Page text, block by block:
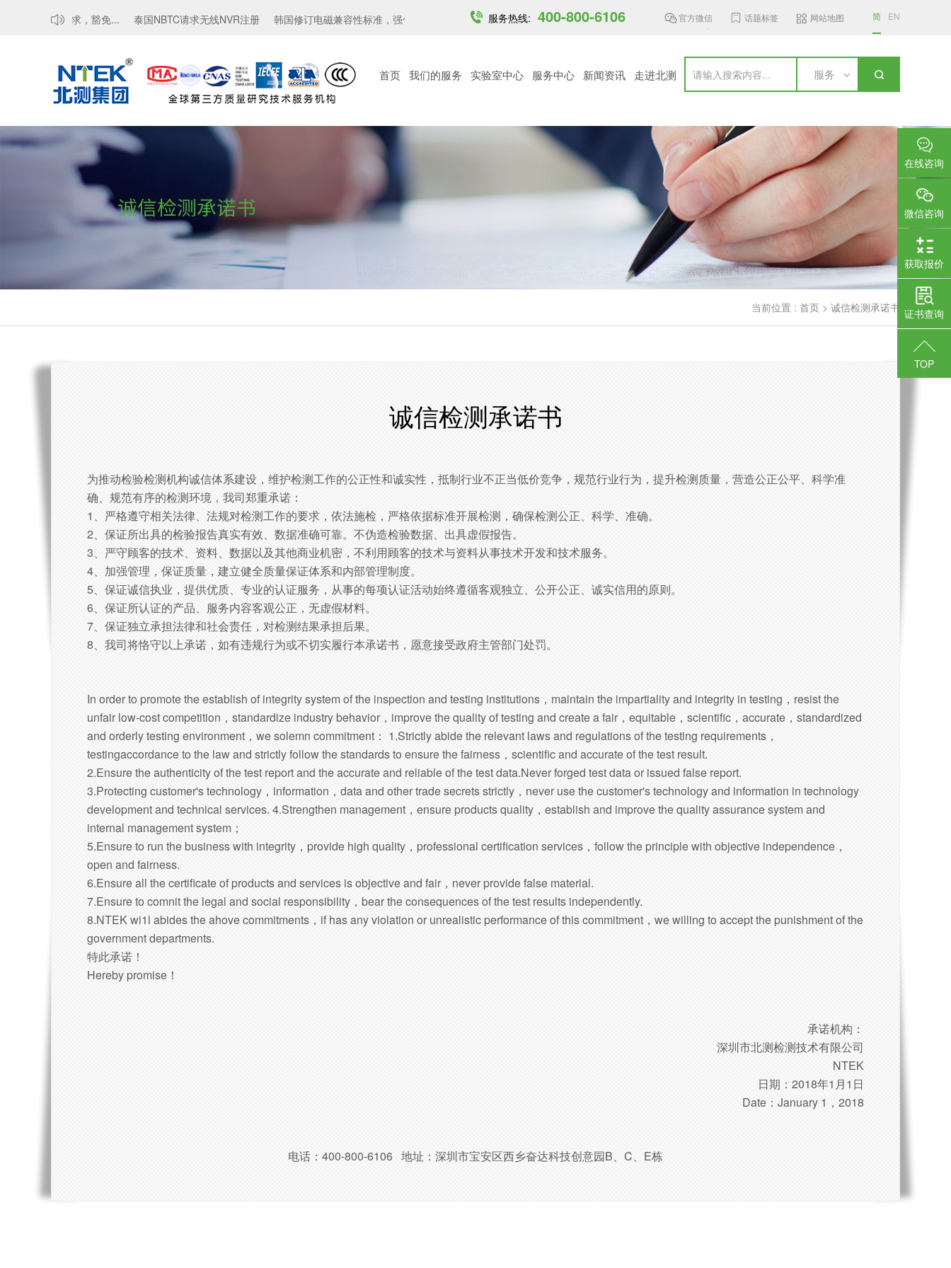
认证要求，豁免... 泰国NBTC请求无线NVR注册 韩国修订电磁兼容性标准，强化关... 印度开放6GHz中低功率免许可频段... 越南MST发布6 GHz频段无线接入设... 加拿大更新无线通信设备标准，新...
服务热线: 400-800-6106 官方微信 话题标签 网站地图 简 EN
服务
首页 我们的服务 实验室中心 服务中心 新闻资讯 走进北测
当前位置 : 首页 > 诚信检测承诺书
诚信检测承诺书
为推动检验检测机构诚信体系建设，维护检测工作的公正性和诚实性，抵制行业不正当低价竞争，规范行业行为，提升检测质量，营造公正公平、科学准
确、规范有序的检测环境，我司郑重承诺：
1、严格遵守相关法律、法规对检测工作的要求，依法施检，严格依据标准开展检测，确保检测公正、科学、准确。
2、保证所出具的检验报告真实有效、数据准确可靠。不伪造检验数据、出具虚假报告。
3、严守顾客的技术、资料、数据以及其他商业机密，不利用顾客的技术与资料从事技术开发和技术服务。
4、加强管理，保证质量，建立健全质量保证体系和内部管理制度。
5、保证诚信执业，提供优质、专业的认证服务，从事的每项认证活动始终遵循客观独立、公开公正、诚实信用的原则。
6、保证所认证的产品、服务内容客观公正，无虚假材料。
7、保证独立承担法律和社会责任，对检测结果承担后果。
8、我司将恪守以上承诺，如有违规行为或不切实履行本承诺书，愿意接受政府主管部门处罚。
In order to promote the establish of integrity system of the inspection and testing institutions，maintain the impartiality and integrity in testing，resist the
unfair low-cost competition，standardize industry behavior，improve the quality of testing and create a fair，equitable，scientific，accurate，standardized
and orderly testing environment，we solemn commitment： 1.Strictly abide the relevant laws and regulations of the testing requirements，
testingaccordance to the law and strictly follow the standards to ensure the fairness，scientific and accurate of the test result.
2.Ensure the authenticity of the test report and the accurate and reliable of the test data.Never forged test data or issued false report.
3.Protecting customer's technology，information，data and other trade secrets strictly，never use the customer's technology and information in technology
development and technical services. 4.Strengthen management，ensure products quality，establish and improve the quality assurance system and
internal management system；
5.Ensure to run the business with integrity，provide high quality，professional certification services，follow the principle with objective independence，
open and fairness.
6.Ensure all the certificate of products and services is objective and fair，never provide false material.
7.Ensure to comnit the legal and social responsibility，bear the consequences of the test results independently.
8.NTEK wi1l abides the ahove commitments，if has any violation or unrealistic performance of this commitment，we willing to accept the punishment of the
government departments.
特此承诺！
Hereby promise！
承诺机构：
深圳市北测检测技术有限公司
NTEK
日期：2018年1月1日
Date：January 1，2018
电话：400-800-6106 地址：深圳市宝安区西乡奋达科技创意园B、C、E栋
在线咨询
微信咨询
获取报价
证书查询
TOP